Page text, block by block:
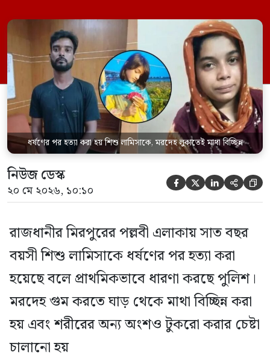
চালানো হয় এই নৃশংস হত্যাকাণ্ডে পাশের ফ্ল্যাটের
ভাড়াটিয়া সোহেল রানা (৩০) ও তার স্ত্রী স্বপ্না
আক্তারকে (২৬) মাত্র ৭ ঘণ্টার […]
ধর্ষণের পর হত্যা করা হয় শিশু লামিসাকে, মরদেহ লুকাতেই মাথা বিচ্ছিন্ন
নিউজ ডেস্ক
২০ মে ২০২৬, ১০:১০     
রাজধানীর মিরপুরের পল্লবী এলাকায় সাত বছর
বয়সী শিশু লামিসাকে ধর্ষণের পর হত্যা করা
হয়েছে বলে প্রাথমিকভাবে ধারণা করছে পুলিশ।
মরদেহ গুম করতে ঘাড় থেকে মাথা বিচ্ছিন্ন করা
হয় এবং শরীরের অন্য অংশও টুকরো করার চেষ্টা
চালানো হয়